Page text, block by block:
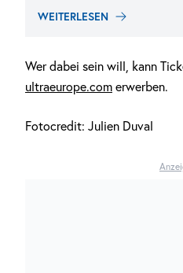
WEITERLESEN
Wer dabei sein will, kann
ultraeurope.com erwerben.
Fotocredit: Julien Duval